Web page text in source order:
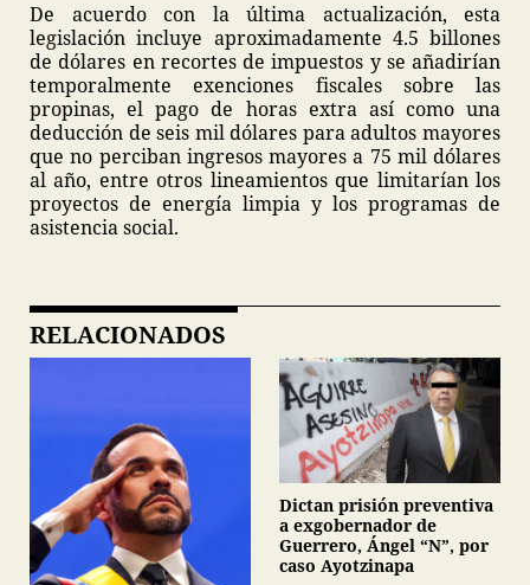
De acuerdo con la última actualización, esta
legislación incluye aproximadamente 4.5 billones
de dólares en recortes de impuestos y se añadirían
temporalmente exenciones fiscales sobre las
propinas, el pago de horas extra así como una
deducción de seis mil dólares para adultos mayores
que no perciban ingresos mayores a 75 mil dólares
al año, entre otros lineamientos que limitarían los
proyectos de energía limpia y los programas de
asistencia social.
RELACIONADOS
Dictan prisión preventiva
a exgobernador de
Guerrero, Ángel “N”, por
caso Ayotzinapa